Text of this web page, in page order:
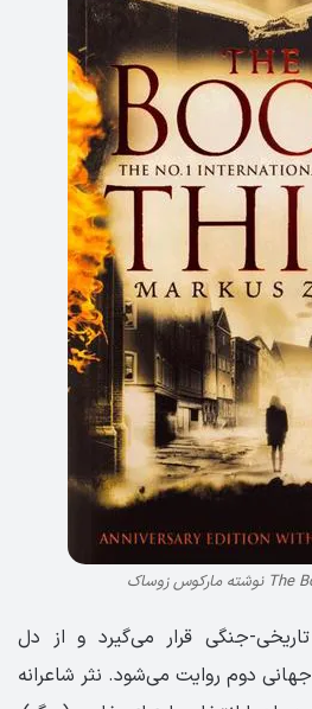
جنگی قرار می‌گیرد و از دل
دوم روایت می‌شود. نثر شاعرانه